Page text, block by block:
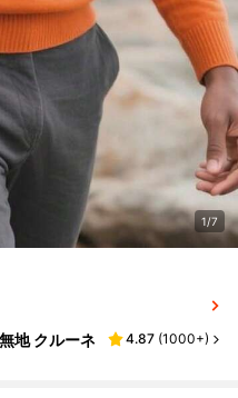
1/7
地 クルーネ
4.87 (1000+)